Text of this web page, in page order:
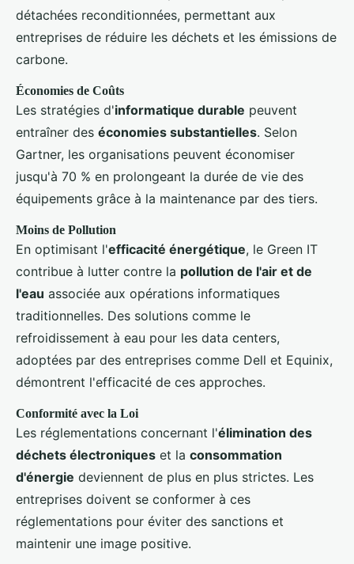
détachées reconditionnées, permettant aux
entreprises de réduire les déchets et les émissions de
carbone.
Économies de Coûts
Les stratégies d'informatique durable peuvent
entraîner des économies substantielles. Selon
Gartner, les organisations peuvent économiser
jusqu'à 70 % en prolongeant la durée de vie des
équipements grâce à la maintenance par des tiers.
Moins de Pollution
En optimisant l'efficacité énergétique, le Green IT
contribue à lutter contre la pollution de l'air et de
l'eau associée aux opérations informatiques
traditionnelles. Des solutions comme le
refroidissement à eau pour les data centers,
adoptées par des entreprises comme Dell et Equinix,
démontrent l'efficacité de ces approches.
Conformité avec la Loi
Les réglementations concernant l'élimination des
déchets électroniques et la consommation
d'énergie deviennent de plus en plus strictes. Les
entreprises doivent se conformer à ces
réglementations pour éviter des sanctions et
maintenir une image positive.